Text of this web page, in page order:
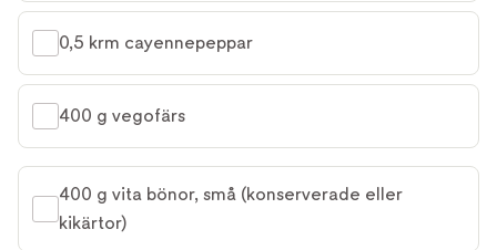
0,5 krm cayennepeppar
400 g vegofärs
400 g vita bönor, små (konserverade eller
kikärtor)